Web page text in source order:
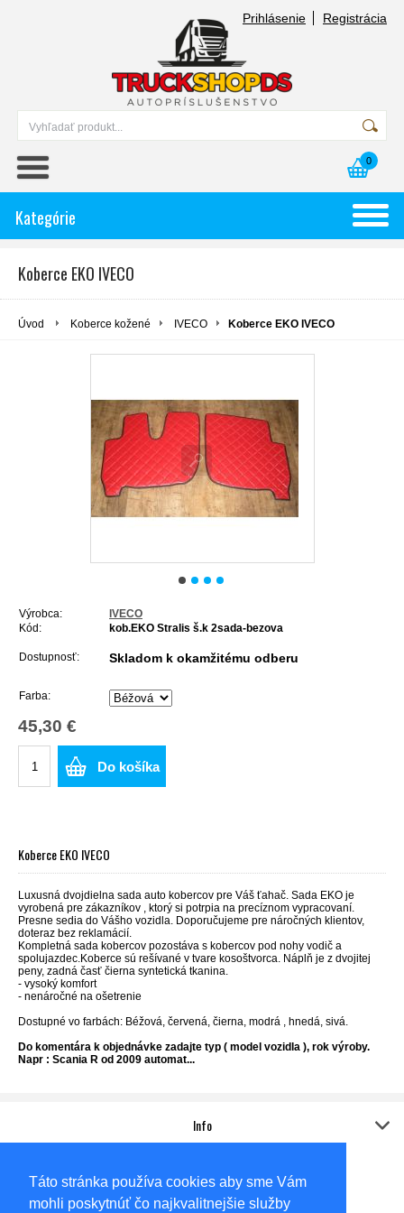
Táto stránka používa cookies aby sme Vám
mohli poskytnúť čo najkvalitnejšie služby
Prihlásenie Registrácia
0
Kategórie
Koberce EKO IVECO
Úvod Koberce kožené IVECO Koberce EKO IVECO
Výrobca:
IVECO
Kód:
kob.EKO Stralis š.k 2sada-bezova
Dostupnosť: Skladom k okamžitému odberu
Farba:
45,30 €
Do košíka
Koberce EKO IVECO
Luxusná dvojdielna sada auto kobercov pre Váš ťahač. Sada EKO je
vyrobená pre zákazníkov , ktorý si potrpia na precíznom vypracovaní.
Presne sedia do Vášho vozidla. Doporučujeme pre náročných klientov,
doteraz bez reklamácií.
Kompletná sada kobercov pozostáva s kobercov pod nohy vodič a
spolujazdec.Koberce sú rešívané v tvare kosoštvorca. Náplň je z dvojitej
peny, zadná časť čierna syntetická tkanina.
- vysoký komfort
- nenáročné na ošetrenie
Dostupné vo farbách: Béžová, červená, čierna, modrá , hnedá, sivá.
Do komentára k objednávke zadajte typ ( model vozidla ), rok výroby.
Napr : Scania R od 2009 automat...
Info
Sídlo
AUTO-KOVO,s.r.o.
Gabčíkovská 6585/62A